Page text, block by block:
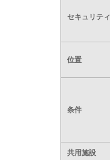
セキュリティ
位置
条件
共用施設